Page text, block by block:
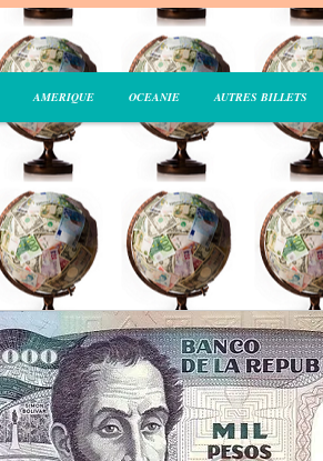
AMERIQUE OCEANIE AUTRES BILLETS